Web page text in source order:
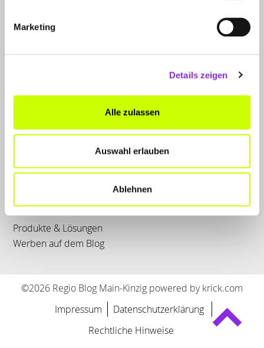
Marketing
Details zeigen
Alle zulassen
Auswahl erlauben
Ablehnen
LET'S CONNECT
SERVICE
0800 0057425
FÜR UNTERNEHMER
Produkte & Lösungen
Werben auf dem Blog
©2026 Regio Blog Main-Kinzig powered by krick.com
Impressum
Datenschutzerklärung
Rechtliche Hinweise